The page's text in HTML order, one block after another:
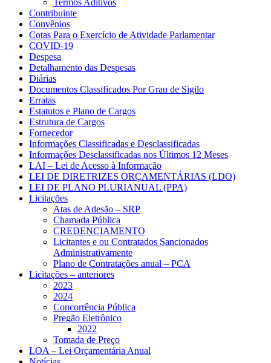
Contribuinte
Convênios
Cotas Para o Exercício de Atividade Parlamentar
COVID-19
Despesa
Detalhamento das Despesas
Diárias
Documentos Classificados Por Grau de Sigilo
Erratas
Estatutos e Plano de Cargos
Estrutura de Cargos
Fornecedor
Informações Classificadas e Desclassificadas
Informações Desclassificadas nos Últimos 12 Meses
LAI – Lei de Acesso à Informação
LEI DE DIRETRIZES ORÇAMENTÁRIAS (LDO)
LEI DE PLANO PLURIANUAL (PPA)
Licitações
Atas de Adesão – SRP
Chamada Pública
CREDENCIAMENTO
Licitantes e ou Contratados Sancionados
Administrativamente
Plano de Contratações anual – PCA
Licitações – anteriores
2023
2024
Concorrência Pública
Pregão Eletrônico
2022
Tomada de Preço
LOA – Lei Orçamentária Anual